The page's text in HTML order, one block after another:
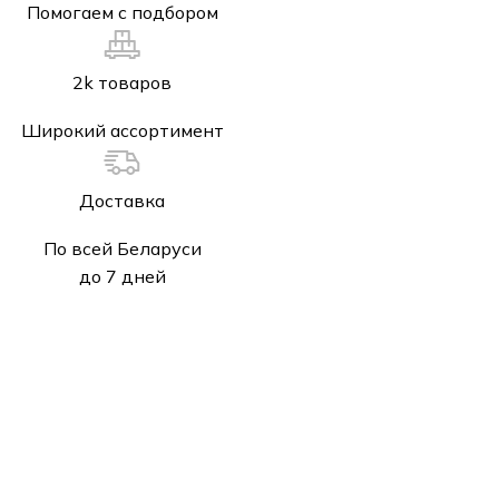
Помогаем с подбором
2k товаров
Широкий ассортимент
Доставка
По всей Беларуси
до 7 дней